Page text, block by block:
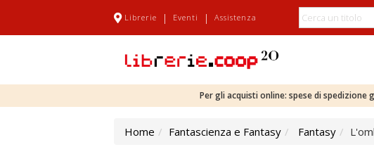
Librerie | Eventi | Assistenza
Per gli acquisti online: spese di
Home Fantascienza e Fantasy Fantasy